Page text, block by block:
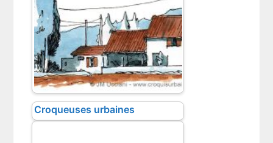
Croqueuses urbaines